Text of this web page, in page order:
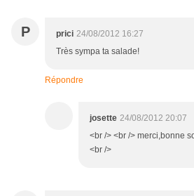
P prici 24/08/2012 16:27
Très sympa ta salade!
Répondre
josette 24/08/2012 20:07
<br /> <br /> merci,bonne
<br />